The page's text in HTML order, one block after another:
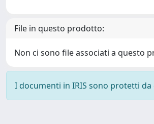
File in questo prodotto:
Non ci sono file associati a questo
I documenti in IRIS sono protetti